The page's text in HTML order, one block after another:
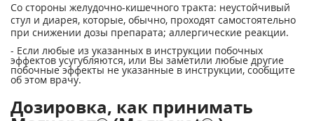
Со стороны желудочно-кишечного тракта: неустойчивый
стул и диарея, которые, обычно, проходят самостоятельно
при снижении дозы препарата; аллергические реакции.
- Если любые из указанных в инструкции побочных
эффектов усугубляются, или Вы заметили любые другие
побочные эффекты не указанные в инструкции, сообщите
об этом врачу.
Дозировка, как принимать